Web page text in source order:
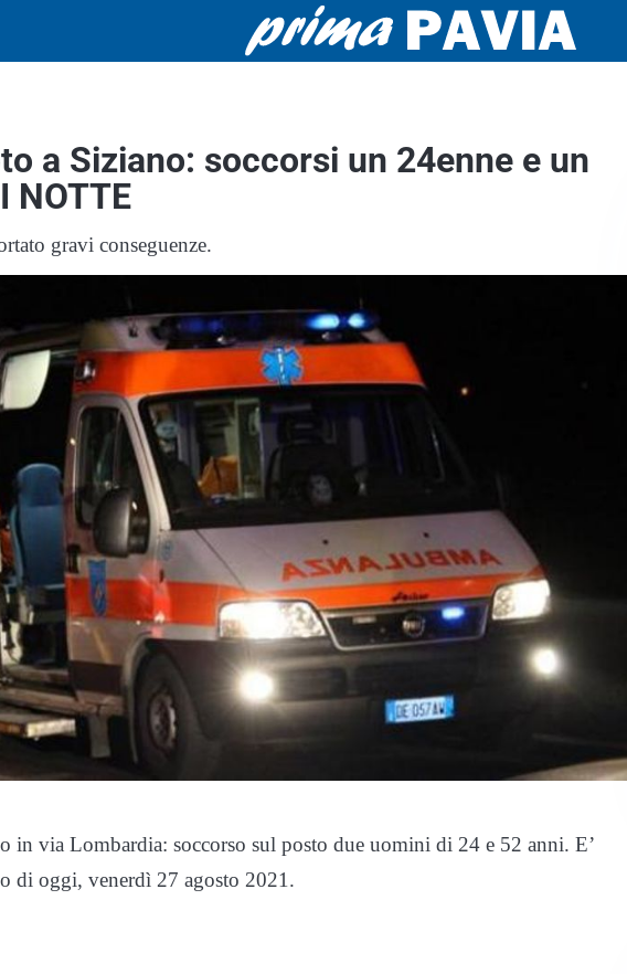
a Siziano: soccorsi un 24enne e un
NOTTE
gravi conseguenze.
in via Lombardia: soccorso sul posto due uomini di 24 e 52 anni. E’
di oggi, venerdì 27 agosto 2021.